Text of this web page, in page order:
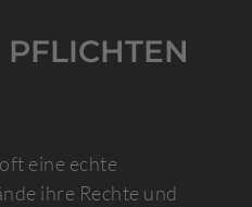
eine echte
ihre Rechte und